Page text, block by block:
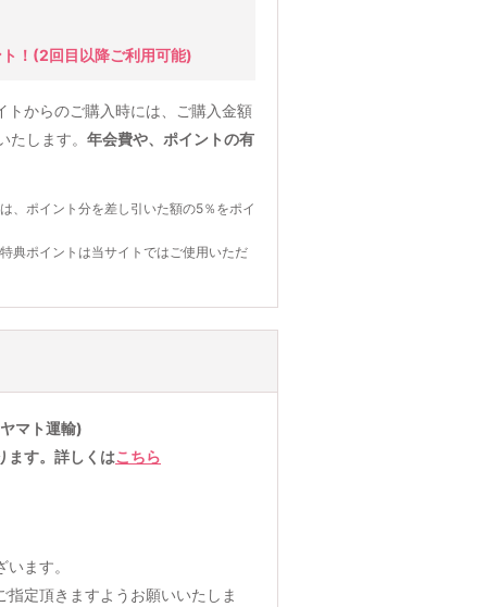
！ (2回目以降ご利用可能)
トからのご購入時には、ご購入金額
します。 年会費や、ポイントの有
、ポイント分を差し引いた額の5％をポイ
典ポイントは当サイトではご使用いただ
マト運輸)
ます。詳しくはこちら
ます。
定頂きますようお願いいたしま